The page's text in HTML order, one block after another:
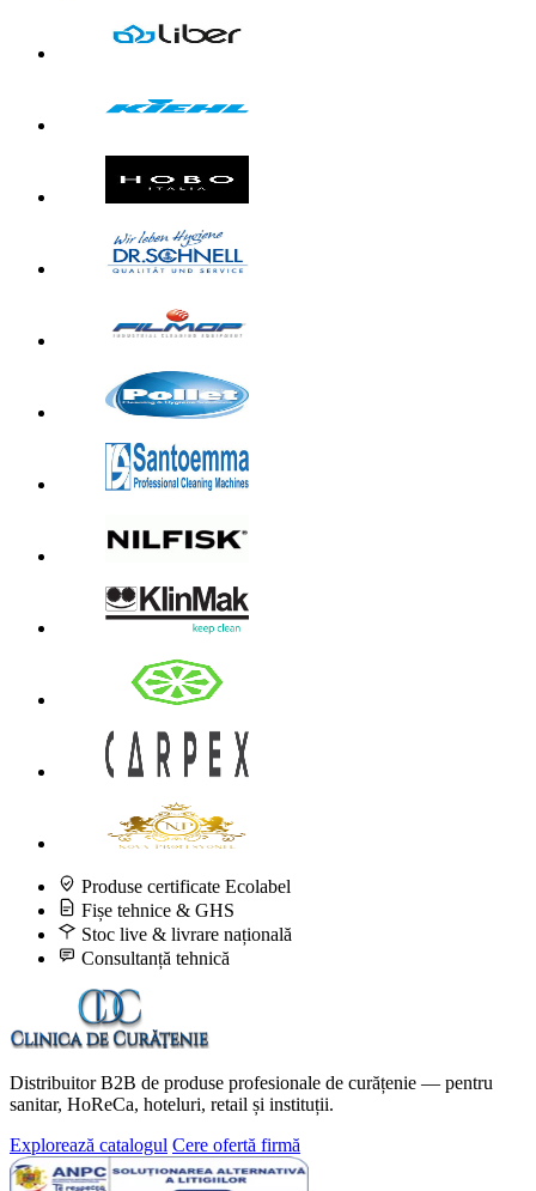
Produse certificate Ecolabel
Fișe tehnice & GHS
Stoc live & livrare națională
Consultanță tehnică
Distribuitor B2B de produse profesionale de curățenie — pentru
sanitar, HoReCa, hoteluri, retail și instituții.
Explorează catalogul Cere ofertă firmă